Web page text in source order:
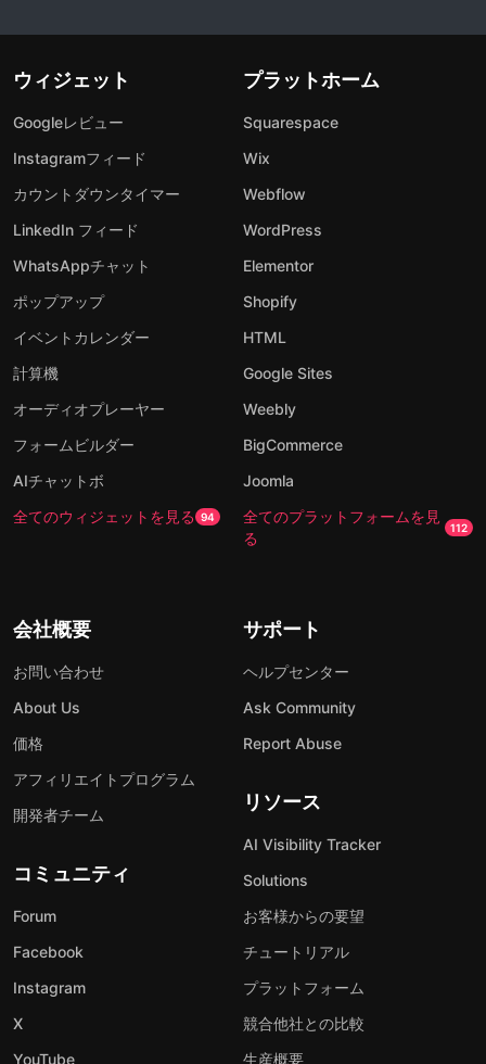
ウィジェット
Googleレビュー
Instagramフィード
カウントダウンタイマー
LinkedIn フィード
WhatsAppチャット
ポップアップ
イベントカレンダー
計算機
オーディオプレーヤー
フォームビルダー
AIチャットボ
全てのウィジェットを見る 94
プラットホーム
Squarespace
Wix
Webflow
WordPress
Elementor
Shopify
HTML
Google Sites
Weebly
BigCommerce
Joomla
全てのプラットフォームを見
る
112
会社概要
お問い合わせ
About Us
価格
アフィリエイトプログラム
開発者チーム
コミュニティ
Forum
Facebook
Instagram
X
YouTube
サポート
ヘルプセンター
Ask Community
Report Abuse
リソース
AI Visibility Tracker
Solutions
お客様からの要望
チュートリアル
プラットフォーム
競合他社との比較
生産概要